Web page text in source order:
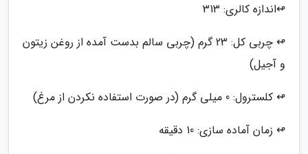
↫اندازه کالری: 313
↫ چربی کل: 23 گرم (چربی سالم بدست آمده از روغن زیتون
و آجیل)
↫ کلسترول: 0 میلی گرم (در صورت استفاده نکردن از مرغ)
↫ زمان آماده سازی: 10 دقیقه